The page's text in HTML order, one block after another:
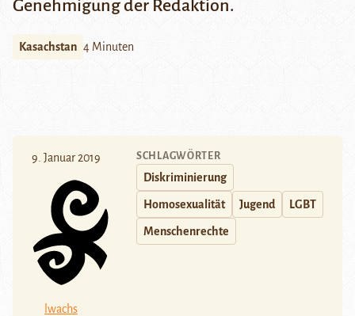
Genehmigung der Redaktion.
Kasachstan 4 Minuten
9. Januar 2019
lwachs
SCHLAGWÖRTER
Diskriminierung
Homosexualität Jugend LGBT
Menschenrechte